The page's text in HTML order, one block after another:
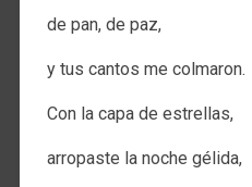
de pan, de paz,
y tus cantos me colmaron.
Con la capa de estrellas,
arropaste la noche gélida,